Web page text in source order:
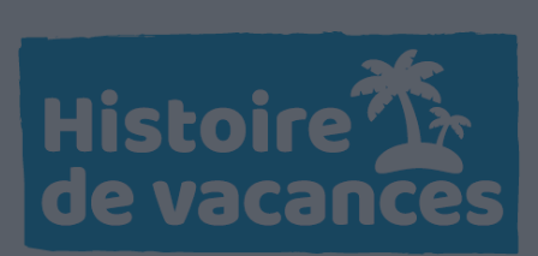
contenu
(Pressez
Entrée)